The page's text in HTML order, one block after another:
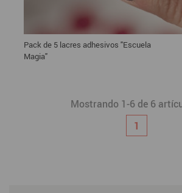
Pack de 5 lacres adhesivos "Escuela
Magia"
Mostrando 1-6 de 6
1